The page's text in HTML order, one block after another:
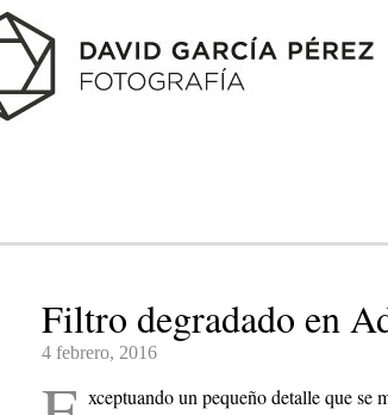
Filtro degradado en
4 febrero, 2016
xceptuando un pequeño detalle que se